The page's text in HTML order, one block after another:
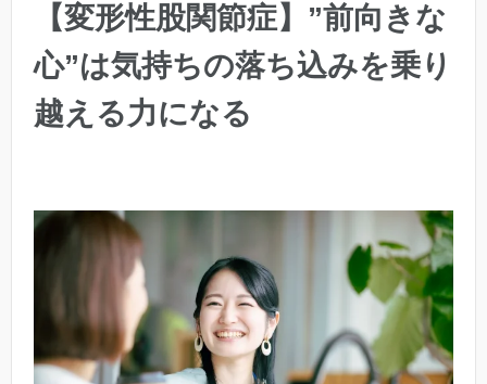
【変形性股関節症】”前向きな
心”は気持ちの落ち込みを乗り
越える力になる